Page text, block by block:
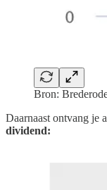
Bron:
Daarnaast ontvang je
dividend: